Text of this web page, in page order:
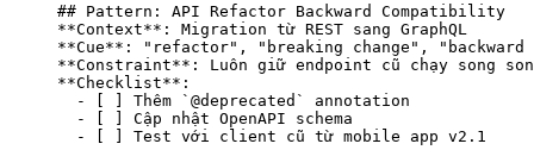
## Pattern: API Refactor Backward Compatibility
**Context** : Migration từ REST sang GraphQL
**Cue** : "refactor", "breaking change",
**Constraint** : Luôn giữ endpoint cũ chạy song
**Checklist** :
  -
[ ] Thêm `@deprecated`
annotation
  -
[ ] Cập nhật OpenAPI schema
  -
[ ] Test với client cũ từ mobile app v2.1